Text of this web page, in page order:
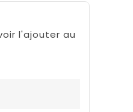
l'ajouter au